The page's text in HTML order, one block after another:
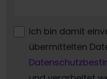
Ich bin damit
übermittelten